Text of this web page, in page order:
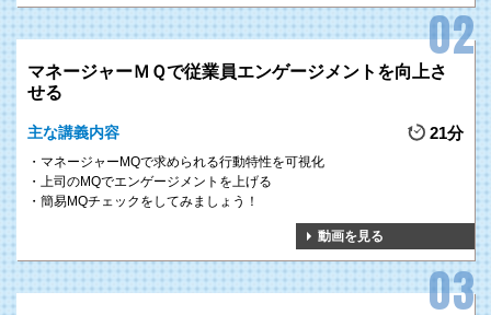
マネージャーＭＱで従業員エンゲージメントを向上さ
せる
主な講義内容 21分
マネージャーMQで求められる行動特性を可視化
上司のMQでエンゲージメントを上げる
簡易MQチェックをしてみましょう！
動画を見る